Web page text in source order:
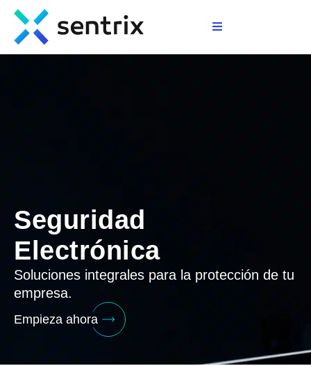
Seguridad
Electrónica
Soluciones integrales para la protección de tu
empresa.
Empieza ahora